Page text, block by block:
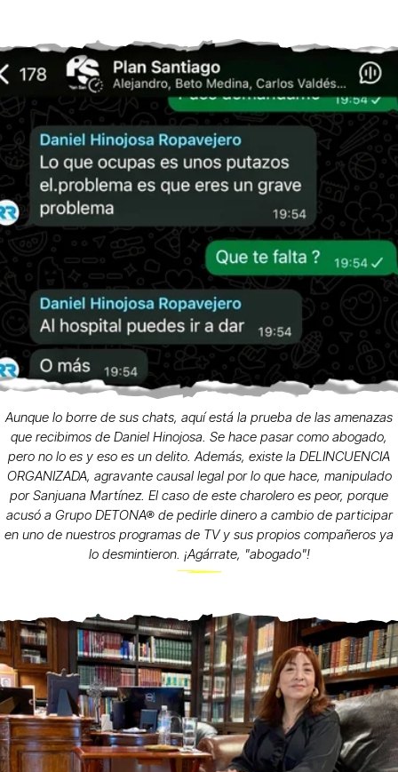
Aunque lo borre de sus chats, aquí está la prueba de las amenazas
que recibimos de Daniel Hinojosa. Se hace pasar como abogado,
pero no lo es y eso es un delito. Además, existe la DELINCUENCIA
ORGANIZADA, agravante causal legal por lo que hace, manipulado
por Sanjuana Martínez. El caso de este charolero es peor, porque
acusó a Grupo DETONA® de pedirle dinero a cambio de participar
en uno de nuestros programas de TV y sus propios compañeros ya
lo desmintieron. ¡Agárrate, "abogado"!